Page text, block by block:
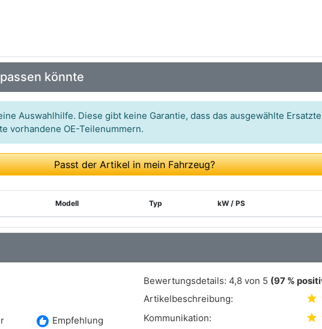
könnte
Auswahlhilfe. Diese gibt keine Garantie, dass das ausgewählte
vorhandene OE-Teilenummern.
Passt der Artikel in mein Fahrzeug?
Modell Typ kW / PS
recommend Empfehlung
Bewertungsdetails: 4,8 von 5 (97 %
Artikelbeschreibung:
star
Kommunikation: star